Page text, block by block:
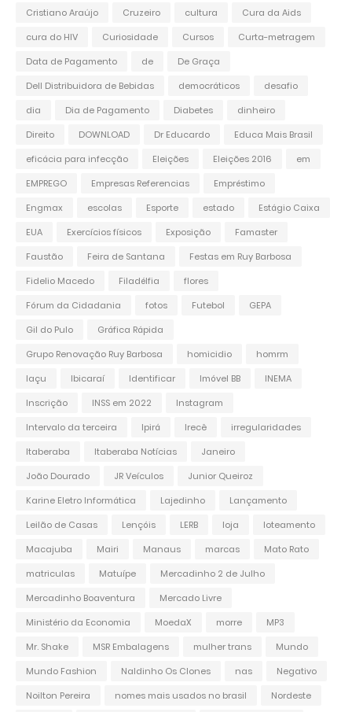
Cristiano Araújo Cruzeiro cultura
Cura da Aids
cura do HIV
Curiosidade Cursos
Curta-metragem
Data de Pagamento
de
De Graça
Dell Distribuidora de Bebidas
democráticos
desafio
dia
Dia de Pagamento Diabetes
dinheiro
Direito
DOWNLOAD Dr Educardo
Educa Mais Brasil
eficácia para infecção
Eleições Eleições 2016
em
EMPREGO
Empresas Referencias
Empréstimo
Engmax
escolas Esporte estado
Estágio Caixa
EUA
Exercícios físicos Exposição
Famaster
Faustão
Feira de Santana
Festas em Ruy Barbosa
Fidelio Macedo
Filadélfia
flores
Fórum da Cidadania
fotos Futebol
GEPA
Gil do Pulo
Gráfica Rápida
Grupo Renovação Ruy Barbosa
homicidio
homrm
Iaçu
Ibicaraí Identificar Imóvel BB
INEMA
Inscrição
INSS em 2022
Instagram
Intervalo da terceira
Ipirá Irecê
irregularidades
Itaberaba
Itaberaba Notícias
Janeiro
João Dourado
JR Veículos
Junior Queiroz
Karine Eletro Informática
Lajedinho
Lançamento
Leilão de Casas
Lençóis LERB loja
loteamento
Macajuba
Mairi Manaus marcas
Mato Rato
matriculas
Matuípe
Mercadinho 2 de Julho
Mercadinho Boaventura
Mercado Livre
Ministério da Economia
MoedaX morre
MP3
Mr. Shake
MSR Embalagens mulher trans
Mundo
Mundo Fashion
Naldinho Os Clones nas
Negativo
Noilton Pereira
nomes mais usados no brasil
Nordeste